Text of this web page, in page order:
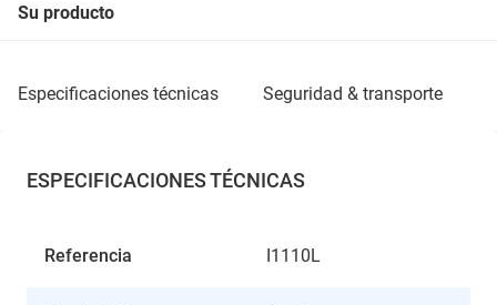
Su producto
especificaciones técnicas seguridad & transporte
ESPECIFICACIONES TÉCNICAS
Referencia I1110L